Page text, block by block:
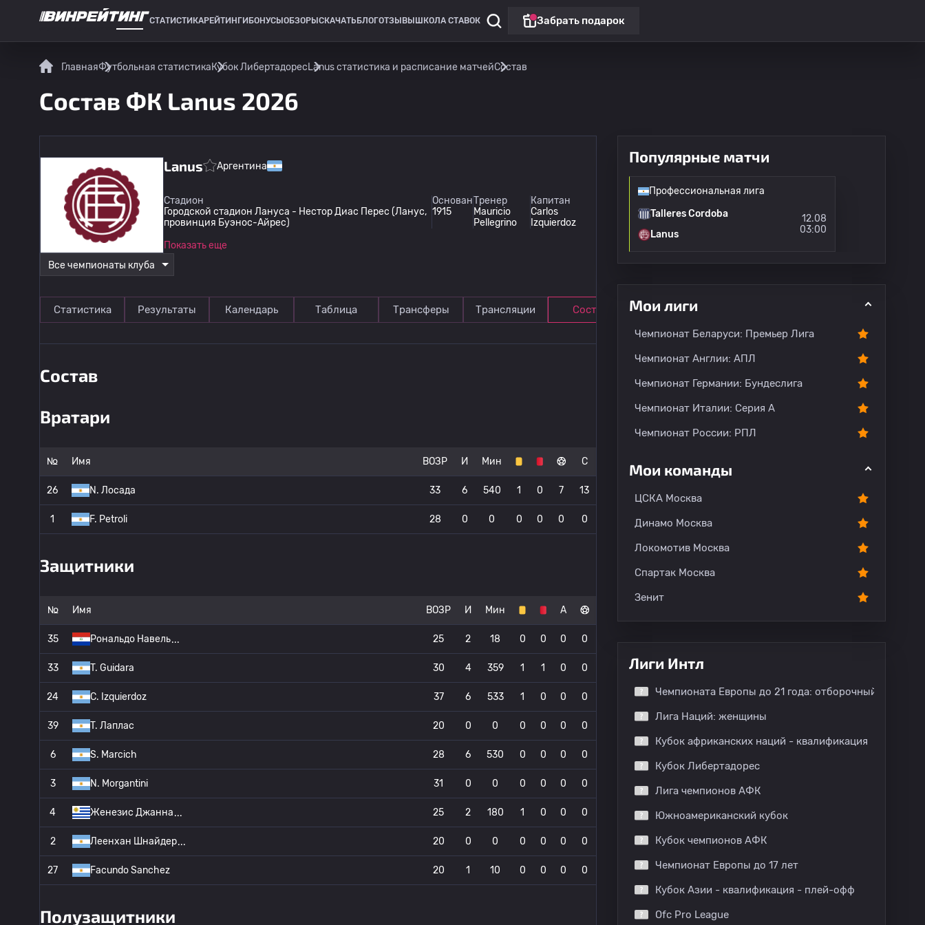
СТАТИСТИКАРЕЙТИНГИ БОНУСЫ ОБЗОРЫ СКАЧАТЬ БЛОГОТЗЫВЫ ШКОЛА СТАВОК Забрать подарок
ГлавнаяФутбольная статистикаКубок ЛибертадоресLanus статистика и расписание матчейСостав
Состав ФК Lanus 2026
Lanus Аргентина
Стадион
Городской стадион Лануса - Нестор Диас Перес (Ланус,
провинция Буэнос-Айрес)
Основан
1915
Тренер
Mauricio
Pellegrino
Капитан
Carlos
Izquierdoz
Показать еще
Все чемпионаты клуба
Статистика Результаты Календарь Таблица Трансферы Трансляции Состав
Состав
Вратари
№ Имя ВОЗР И Мин С
26 N. Лосада 33 6 540 1 0 7 13
1 F. Petroli 28 0 0 0 0 0 0
Защитники
№ Имя ВОЗР И Мин А
35 Рональдо Навель 25 2 18 0 0 0 0
33 T. Guidara 30 4 359 1 1 0 0
24 C. Izquierdoz 37 6 533 1 0 0 0
39 T. Лаплас 20 0 0 0 0 0 0
6 S. Marcich 28 6 530 0 0 0 0
3 N. Morgantini 31 0 0 0 0 0 0
4 Женезис Джанна 25 2 180 1 0 0 0
2 Леенхан Шнайдер 20 0 0 0 0 0 0
27 Facundo Sanchez 20 1 10 0 0 0 0
Полузащитники
Популярные матчи
Профессиональная лига
Talleres Cordoba
Lanus
12.08
03:00
Мои лиги
Чемпионат Беларуси: Премьер Лига
Чемпионат Англии: АПЛ
Чемпионат Германии: Бундеслига
Чемпионат Италии: Серия А
Чемпионат России: РПЛ
Мои команды
ЦСКА Москва
Динамо Москва
Локомотив Москва
Спартак Москва
Зенит
Лиги Интл
Чемпионата Европы до 21 года: отборочный этап
Лига Наций: женщины
Кубок африканских наций - квалификация
Кубок Либертадорес
Лига чемпионов АФК
Южноамериканский кубок
Кубок чемпионов АФК
Чемпионат Европы до 17 лет
Кубок Азии - квалификация - плей-офф
Ofc Pro League